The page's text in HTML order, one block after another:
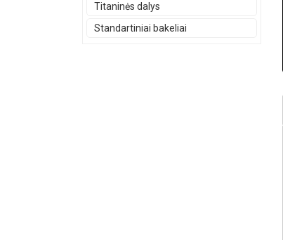
Titaninės dalys
Standartiniai bakeliai